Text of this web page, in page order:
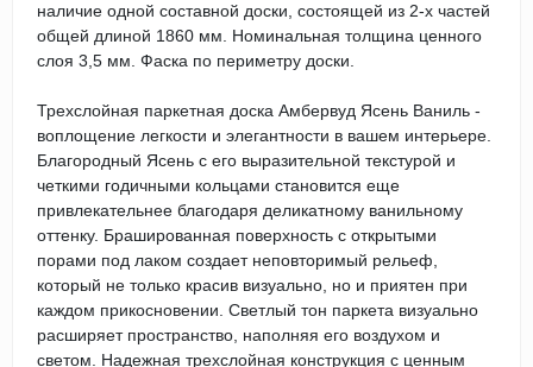
наличие одной составной доски, состоящей из 2-х частей
общей длиной 1860 мм. Номинальная толщина ценного
слоя 3,5 мм. Фаска по периметру доски.
Трехслойная паркетная доска Амбервуд Ясень Ваниль -
воплощение легкости и элегантности в вашем интерьере.
Благородный Ясень с его выразительной текстурой и
четкими годичными кольцами становится еще
привлекательнее благодаря деликатному ванильному
оттенку. Брашированная поверхность с открытыми
порами под лаком создает неповторимый рельеф,
который не только красив визуально, но и приятен при
каждом прикосновении. Светлый тон паркета визуально
расширяет пространство, наполняя его воздухом и
светом. Надежная трехслойная конструкция с ценным